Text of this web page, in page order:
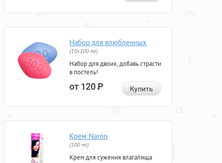
Набор для влюбленных
(10х100 мг)
Набор для двоих, добавь страсти
в постель!
от 120Р Купить
Крем Naron
(100 мг)
Крем для сужения влагалища